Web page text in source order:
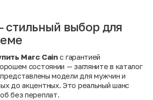
стильный выбор для
Marc Cain с гарантией
состоянии — загляните в каталог
модели для мужчин и
до акцентных. Это реальный шанс
без переплат.